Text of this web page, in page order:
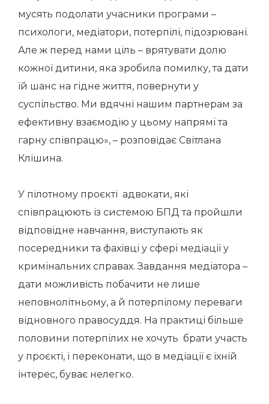
мусять подолати учасники програми –
психологи, медіатори, потерпілі, підозрювані.
Але ж перед нами ціль – врятувати долю
кожної дитини, яка зробила помилку, та дати
їй шанс на гідне життя, повернути у
суспільство. Ми вдячні нашим партнерам за
ефективну взаємодію у цьому напрямі та
гарну співпрацю», – розповідає Світлана
Клішина.
У пілотному проєкті адвокати, які
співпрацюють із системою БПД та пройшли
відповідне навчання, виступають як
посередники та фахівці у сфері медіації у
кримінальних справах. Завдання медіатора –
дати можливість побачити не лише
неповнолітньому, а й потерпілому переваги
відновного правосуддя. На практиці більше
половини потерпілих не хочуть брати участь
у проєкті, і переконати, що в медіації є їхній
інтерес, буває нелегко.